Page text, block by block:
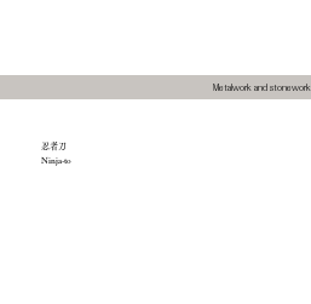
Metalwork and stonework
忍者刀
Ninja-to